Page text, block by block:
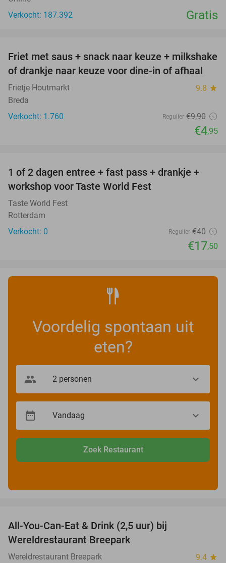
Verkocht: 187.392
Gratis
50%
Friet met saus + snack naar keuze + milkshake
of drankje naar keuze voor dine-in of afhaal
Frietje Houtmarkt 9.8 star
Breda
Verkocht: 1.760
Regulier €9,90
€4,95
56%
TODAY
1 of 2 dagen entree + fast pass + drankje +
workshop voor Taste World Fest
Taste World Fest
Rotterdam
Verkocht: 0
Regulier €40
€17,50
Voordelig spontaan uit
eten?
Zoek Restaurant
All-You-Can-Eat & Drink (2,5 uur) bij
Wereldrestaurant Breepark
Wereldrestaurant Breepark 9.4 star